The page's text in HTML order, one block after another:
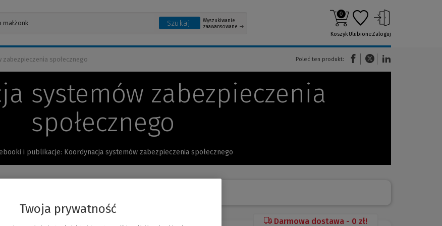
Szukaj
Wyszukiwanie
zaawansowane
0
KoszykUlubioneZaloguj
społecznego Poleć ten produkt:
(Nowe okno)(Link do innej strony)
systemów zabezpieczenia
społecznego
i publikacje: Koordynacja systemów zabezpieczenia społecznego
Darmowa dostawa - 0 zł!
Twoja prywatność